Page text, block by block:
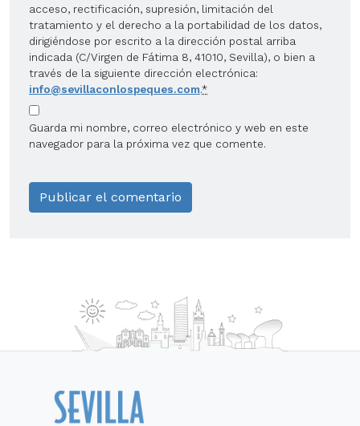
acceso, rectificación, supresión, limitación del
tratamiento y el derecho a la portabilidad de los datos,
dirigiéndose por escrito a la dirección postal arriba
indicada (C/Virgen de Fátima 8, 41010, Sevilla), o bien a
través de la siguiente dirección electrónica:
info@sevillaconlospeques.com.*
Guarda mi nombre, correo electrónico y web en este
navegador para la próxima vez que comente.